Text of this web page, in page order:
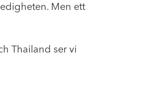
Men ett
Thailand ser vi